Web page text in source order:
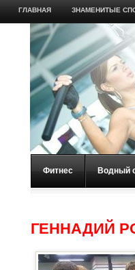
ГЛАВНАЯ ЗНАМЕНИТЫЕ
Фитнес Водный
ГЕННАДИЙ